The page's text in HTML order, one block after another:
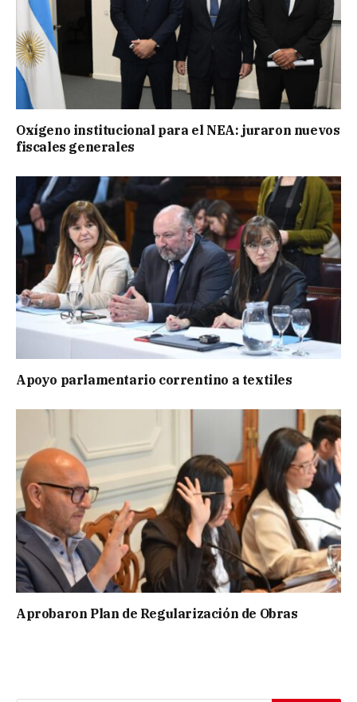
Oxígeno institucional para el NEA: juraron nuevos
fiscales generales
Apoyo parlamentario correntino a textiles
Aprobaron Plan de Regularización de Obras